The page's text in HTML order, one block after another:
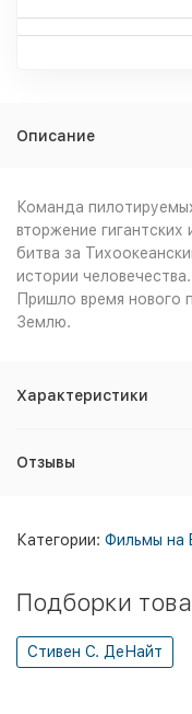
Описание
Команда
вторжение
битва за
истории
Пришло время нового
Землю.
Характеристики
Отзывы
Категории: Фильмы на
Подборки
Стивен С. ДеНайт